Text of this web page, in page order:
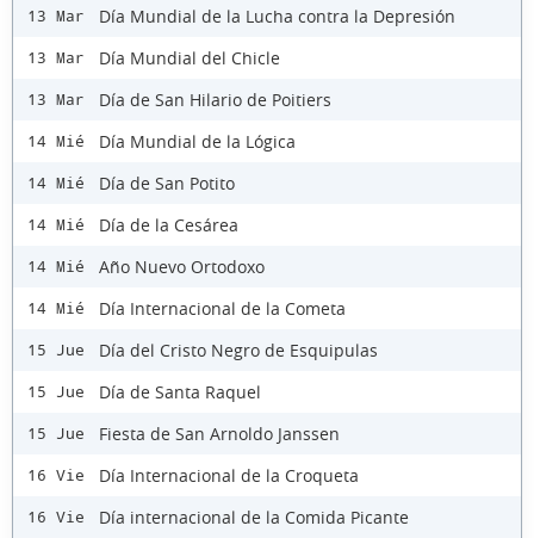
13 Mar Día Mundial de la Lucha contra la Depresión
13 Mar Día Mundial del Chicle
13 Mar Día de San Hilario de Poitiers
14 Mié Día Mundial de la Lógica
14 Mié Día de San Potito
14 Mié Día de la Cesárea
14 Mié Año Nuevo Ortodoxo
14 Mié Día Internacional de la Cometa
15 Jue Día del Cristo Negro de Esquipulas
15 Jue Día de Santa Raquel
15 Jue Fiesta de San Arnoldo Janssen
16 Vie Día Internacional de la Croqueta
16 Vie Día internacional de la Comida Picante